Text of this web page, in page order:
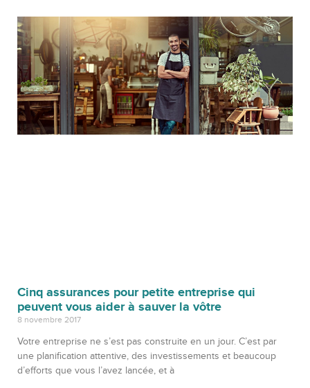
Cinq assurances pour petite entreprise qui
peuvent vous aider à sauver la vôtre
8 novembre 2017
Votre entreprise ne s’est pas construite en un jour. C’est par
une planification attentive, des investissements et beaucoup
d’efforts que vous l’avez lancée, et à